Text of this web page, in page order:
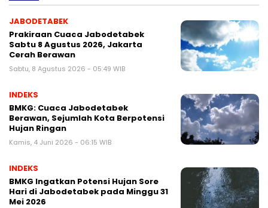
JABODETABEK
Prakiraan Cuaca Jabodetabek
Sabtu 8 Agustus 2026, Jakarta
Cerah Berawan
Sabtu, 8 Agustus 2026 - 05:49 WIB
INDEKS
BMKG: Cuaca Jabodetabek
Berawan, Sejumlah Kota Berpotensi
Hujan Ringan
Kamis, 4 Juni 2026 - 06:15 WIB
INDEKS
BMKG Ingatkan Potensi Hujan Sore
Hari di Jabodetabek pada Minggu 31
Mei 2026